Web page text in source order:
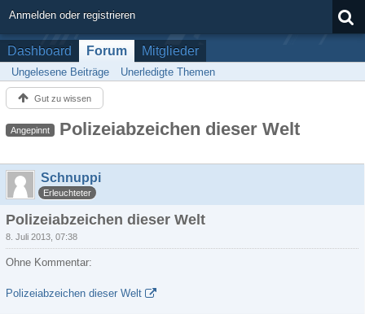
Anmelden oder registrieren
Dashboard Forum Mitglieder
Ungelesene Beiträge Unerledigte Themen
Gut zu wissen
Angepinnt Polizeiabzeichen dieser Welt
Schnuppi
Erleuchteter
Polizeiabzeichen dieser Welt
8. Juli 2013, 07:38
Ohne Kommentar:
Polizeiabzeichen dieser Welt